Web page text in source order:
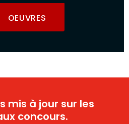
OEUVRES
mis à jour sur les
concours.